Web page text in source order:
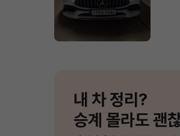
내 차 정리?
승계 몰라도 괜